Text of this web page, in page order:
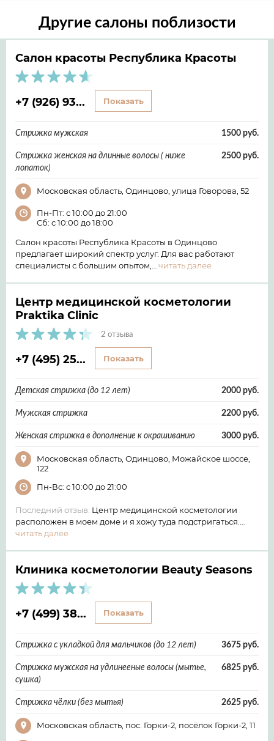
Другие салоны поблизости
Салон красоты Республика Красоты
+7 (926) 93... Показать
Стрижка мужская 1500 руб.
Стрижка женская на длинные волосы ( ниже
лопаток)
2500 руб.
Московская область, Одинцово, улица Говорова, 52
Пн-Пт: с 10:00 до 21:00
Сб: с 10:00 до 18:00
Салон красоты Республика Красоты в Одинцово
предлагает широкий спектр услуг. Для вас работают
специалисты с большим опытом,… читать далее
Центр медицинской косметологии
Praktika Clinic
2 отзыва
+7 (495) 25... Показать
Детская стрижка (до 12 лет) 2000 руб.
Мужская стрижка 2200 руб.
Женская стрижка в дополнение к окрашиванию 3000 руб.
Московская область, Одинцово, Можайское шоссе,
122
Пн-Вс: с 10:00 до 21:00
Последний отзыв: Центр медицинской косметологии
расположен в моем доме и я хожу туда подстригаться.…
читать далее
Клиника косметологии Beauty Seasons
+7 (499) 38... Показать
Стрижка с укладкой для мальчиков (до 12 лет) 3675 руб.
Стрижка мужская на удлинееные волосы (мытье,
сушка)
6825 руб.
Стрижка чёлки (без мытья) 2625 руб.
Московская область, пос. Горки-2, посёлок Горки-2, 11